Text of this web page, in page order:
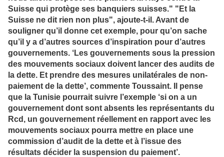
Suisse qui protège ses banquiers suisses." "Et la
Suisse ne dit rien non plus", ajoute-t-il. Avant de
souligner qu’il donne cet exemple, pour qu’on sache
qu’il y a d’autres sources d’inspiration pour d’autres
gouvernements. ‘Les gouvernements sous la pression
des mouvements sociaux doivent lancer des audits de
la dette. Et prendre des mesures unilatérales de non-
paiement de la dette’, commente Toussaint. Il pense
que la Tunisie pourrait suivre l’exemple ‘si on a un
gouvernement dont sont absents les représentants du
Rcd, un gouvernement réellement en rapport avec les
mouvements sociaux pourra mettre en place une
commission d’audit de la dette et à l’issue des
résultats décider la suspension du paiement’.